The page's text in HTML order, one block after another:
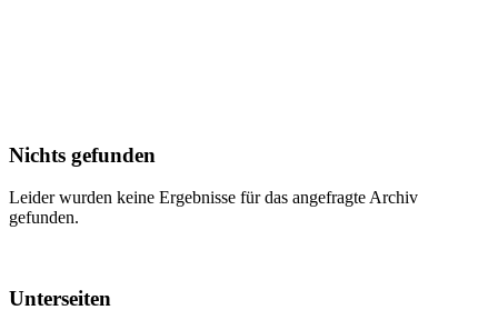
Nichts gefunden
Leider wurden keine Ergebnisse für das angefragte Archiv
gefunden.
Unterseiten